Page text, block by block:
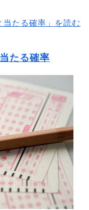
当たる確率」を読む
たる確率